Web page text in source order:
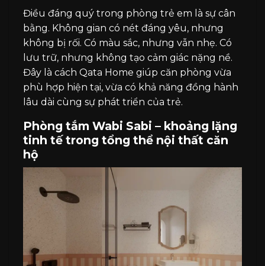
Điều đáng quý trong phòng trẻ em là sự cân
bằng. Không gian có nét đáng yêu, nhưng
không bị rối. Có màu sắc, nhưng vẫn nhẹ. Có
lưu trữ, nhưng không tạo cảm giác nặng nề.
Đây là cách Qata Home giúp căn phòng vừa
phù hợp hiện tại, vừa có khả năng đồng hành
lâu dài cùng sự phát triển của trẻ.
Phòng tắm Wabi Sabi – khoảng lặng
tinh tế trong tổng thể nội thất căn
hộ